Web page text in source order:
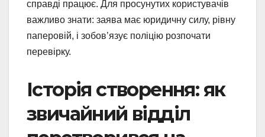
справді працює. Для просунутих користувачів
важливо знати: заява має юридичну силу, рівну
паперовій, і зобов’язує поліцію розпочати
перевірку.
Історія створення: як
звичайний відділ